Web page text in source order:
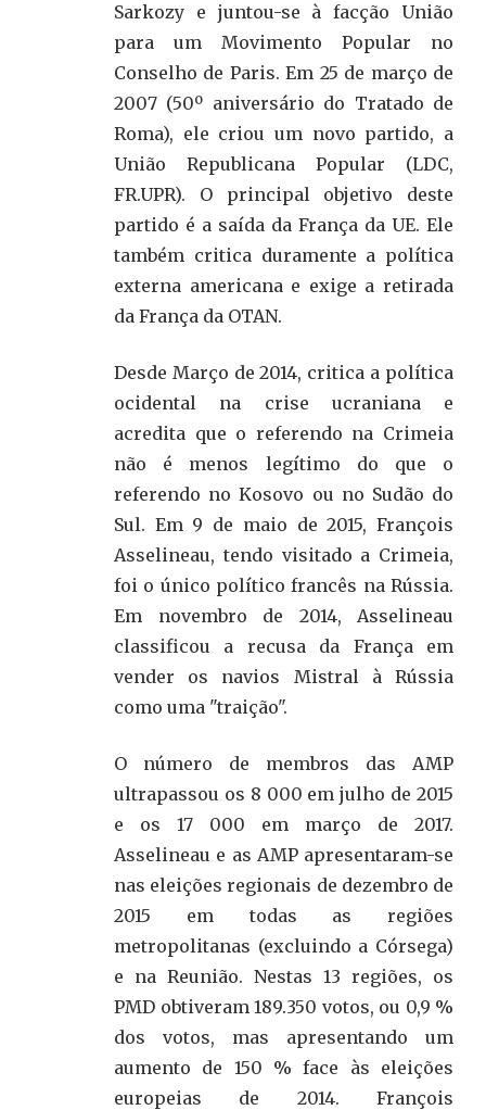
Sarkozy e juntou-se à facção União
para um Movimento Popular no
Conselho de Paris. Em 25 de março de
2007 (50º aniversário do Tratado de
Roma), ele criou um novo partido, a
União Republicana Popular (LDC,
FR.UPR). O principal objetivo deste
partido é a saída da França da UE. Ele
também critica duramente a política
externa americana e exige a retirada
da França da OTAN.
Desde Março de 2014, critica a política
ocidental na crise ucraniana e
acredita que o referendo na Crimeia
não é menos legítimo do que o
referendo no Kosovo ou no Sudão do
Sul. Em 9 de maio de 2015, François
Asselineau, tendo visitado a Crimeia,
foi o único político francês na Rússia.
Em novembro de 2014, Asselineau
classificou a recusa da França em
vender os navios Mistral à Rússia
como uma "traição".
O número de membros das AMP
ultrapassou os 8 000 em julho de 2015
e os 17 000 em março de 2017.
Asselineau e as AMP apresentaram-se
nas eleições regionais de dezembro de
2015 em todas as regiões
metropolitanas (excluindo a Córsega)
e na Reunião. Nestas 13 regiões, os
PMD obtiveram 189.350 votos, ou 0,9 %
dos votos, mas apresentando um
aumento de 150 % face às eleições
europeias de 2014. François